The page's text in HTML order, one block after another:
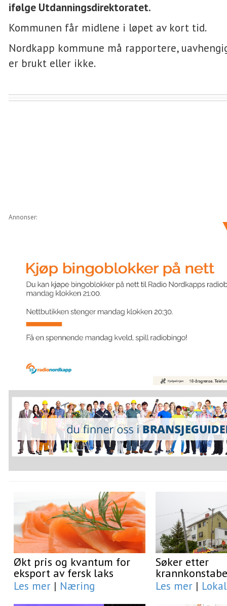
ifølge Utdanningsdirektoratet.
Kommunen får midlene i løpet av kort tid.
Nordkapp kommune må rapportere,
er brukt eller ikke.
Annonser:
Økt pris og kvantum for
eksport av fersk laks
Les mer | Næring
Søker etter
Les mer | Lokal